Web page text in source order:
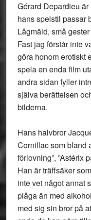
Gérard Depardieu
hans spelstil passar
Lågmäld, små
Fast jag förstår inte
göra honom erotiskt
spela en enda film
andra sidan fyller
själva berättelsen
bilderna.
Hans halvbror
Cornillac som bland
förlovning”, ”Astérix
Han är träffsäker
inte vet något annat
plåga än med
med sig sin bror på